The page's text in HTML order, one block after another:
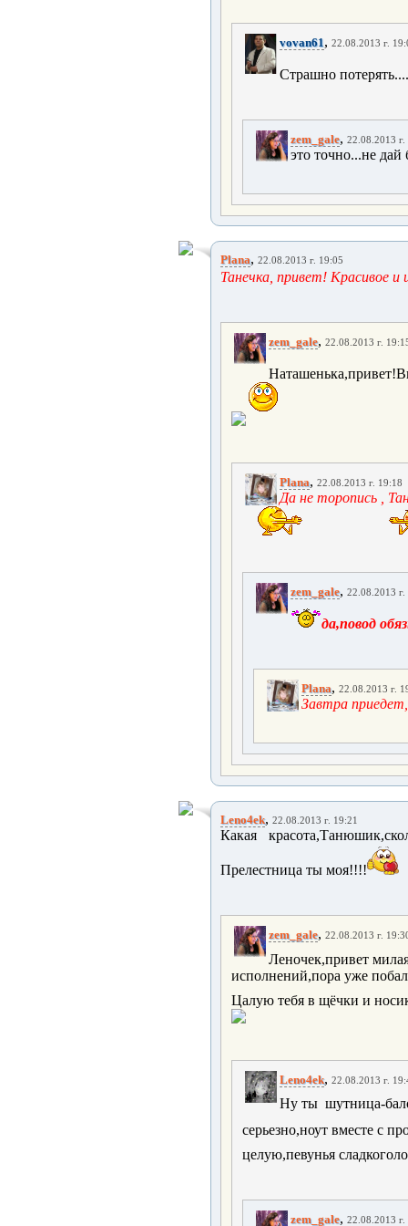
vovan61, 22.08.2013 г.
Страшно потерять....
zem_gale, 22.08.2013 г.
это точно...не дай
Plana, 22.08.2013 г. 19:05
Танечка, привет! Красивое и
zem_gale, 22.08.2013 г.
Plana, 22.08.2013 г. 19:18
Да не торопись ,
zem_gale, 22.08.2013 г.
да,повод
Plana, 22.08.2013 г.
Завтра
Leno4ek, 22.08.2013 г. 19:21
Какая
Прелестница ты моя!!!!
zem_gale, 22.08.2013 г.
Леночек,привет
исполнений,пора уже
Цалую тебя в щёчки и
Leno4ek, 22.08.2013 г.
Ну ты шутница-
серьезно,ноут вместе с
целую,певунья
zem_gale, 22.08.2013 г.